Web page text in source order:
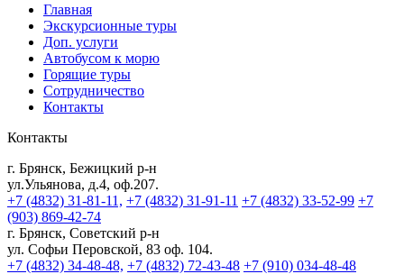
Главная
Экскурсионные туры
Доп. услуги
Автобусом к морю
Горящие туры
Сотрудничество
Контакты
Контакты
г. Брянск, Бежицкий р-н
ул.Ульянова, д.4, оф.207.
+7 (4832) 31-81-11, +7 (4832) 31-91-11 +7 (4832) 33-52-99 +7
(903) 869-42-74
г. Брянск, Советский р-н
ул. Софьи Перовской, 83 оф. 104.
+7 (4832) 34-48-48, +7 (4832) 72-43-48 +7 (910) 034-48-48